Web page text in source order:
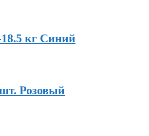
кг Синий
Розовый